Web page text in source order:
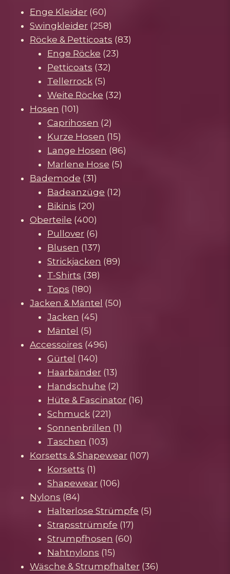
Enge Kleider 6060
Produkte
Swingkleider 258258
Produkte
Röcke & Petticoats 8383
Enge Röcke 2323
Petticoats 3232
Tellerrock 55
Produkte
Weite Röcke 3232
Hosen 101101
Produkte
Caprihosen 22
Produkte
Kurze Hosen 1515
Produkte
Lange Hosen 8686
Marlene Hose 55
Bademode 3131
Produkte
Badeanzüge 1212
Bikinis 2020
Produkte
Oberteile 400400
Produkte
Pullover 66
Produkte
Blusen 137137
Produkte
Strickjacken 8989
T-Shirts 3838
Tops 180180
Produkte
Jacken & Mäntel 5050
Jacken 4545
Mäntel 55
Produkte
Accessoires 496496
Gürtel 140140
Produkte
Haarbänder 1313
Produkte
Handschuhe 22
Produkte
Hüte & Fascinator 1616
Schmuck 221221
Produkte
Sonnenbrillen 11
Taschen 103103
Produkte
Korsetts & Shapewear 107107
Korsetts 11
Produkt
Shapewear 106106
Nylons 8484
Produkte
Halterlose Strümpfe 55
Strapsstrümpfe 1717
Produkte
Strumpfhosen 6060
Nahtnylons 1515
Produkte
Wäsche & Strumpfhalter 3636